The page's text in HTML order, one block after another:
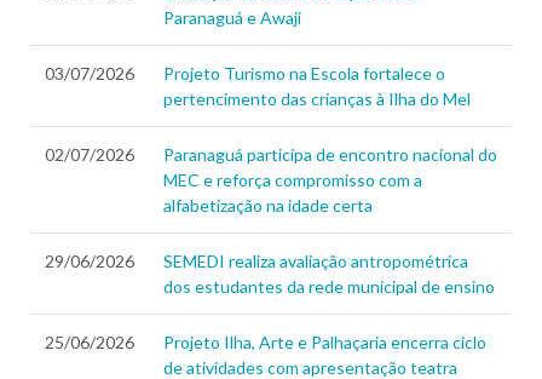
Paranaguá e Awaji
03/07/2026
Projeto Turismo na Escola fortalece o
pertencimento das crianças à Ilha do Mel
02/07/2026
Paranaguá participa de encontro nacional do
MEC e reforça compromisso com a
alfabetização na idade certa
29/06/2026
SEMEDI realiza avaliação antropométrica
dos estudantes da rede municipal de ensino
25/06/2026
Projeto Ilha, Arte e Palhaçaria encerra ciclo
de atividades com apresentação teatra